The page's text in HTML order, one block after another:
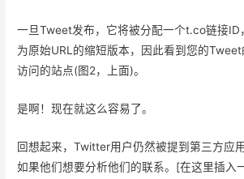
一旦Tweet发布，它将被分配一个t.co链接ID
为原始URL的缩短版本，因此看到您的
访问的站点(图2，上面)。
是啊！现在就这么容易了。
回想起来，Twitter用户仍然被提到第三方应
如果他们想要分析他们的联系。[在这里插入